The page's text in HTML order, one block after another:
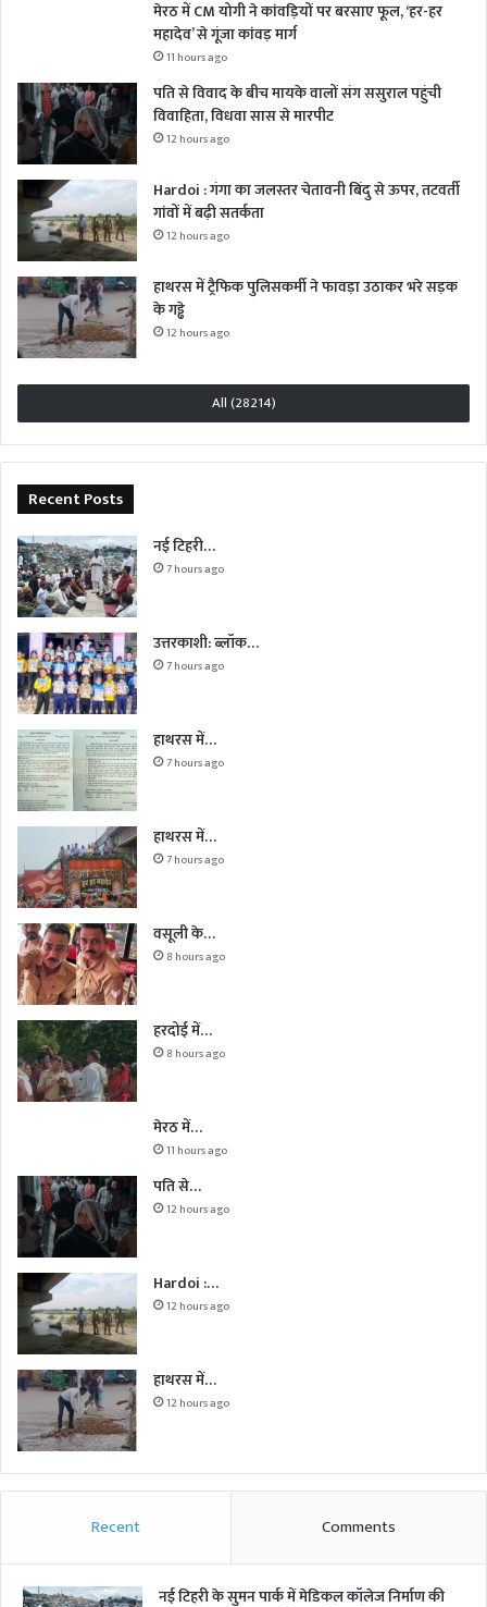
मेरठ में CM योगी ने कांवड़ियों पर बरसाए फूल, ‘हर-हर
महादेव’ से गूंजा कांवड़ मार्ग
11 hours ago
पति से विवाद के बीच मायके वालों संग ससुराल पहुंची
विवाहिता, विधवा सास से मारपीट
12 hours ago
Hardoi : गंगा का जलस्तर चेतावनी बिंदु से ऊपर, तटवर्ती
गांवों में बढ़ी सतर्कता
12 hours ago
हाथरस में ट्रैफिक पुलिसकर्मी ने फावड़ा उठाकर भरे सड़क
के गड्ढे
12 hours ago
All (28214)
Recent Posts
नई टिहरी…
7 hours ago
उत्तरकाशी: ब्लॉक…
7 hours ago
हाथरस में…
7 hours ago
हाथरस में…
7 hours ago
वसूली के…
8 hours ago
हरदोई में…
8 hours ago
मेरठ में…
11 hours ago
पति से…
12 hours ago
Hardoi :…
12 hours ago
हाथरस में…
12 hours ago
Recent Comments
नई टिहरी के सुमन पार्क में मेडिकल कॉलेज निर्माण की